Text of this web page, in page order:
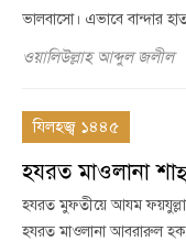
ভালবাসো। এভাবে
ওয়ালিউল্লাহ আব্দুল জলীল
যিলহজ্ব ১৪৪৫
হযরত মাওলানা
হযরত মুফতীয়ে আযম
হযরত মাওলানা আবরারুল হক